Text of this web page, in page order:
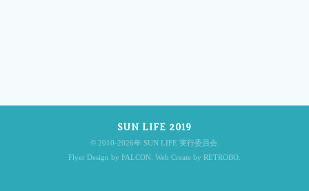
SUN LIFE 2019
© 2010-2026年 SUN LIFE 実行委員会.
Flyer Design by FALCON. Web Create by RETROBO.